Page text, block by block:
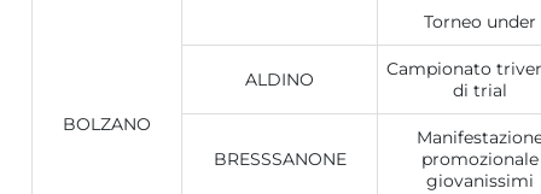
BOLZANO
Torneo under
ALDINO
Campionato
di trial
BRESSSANONE
promozionale
giovanissimi